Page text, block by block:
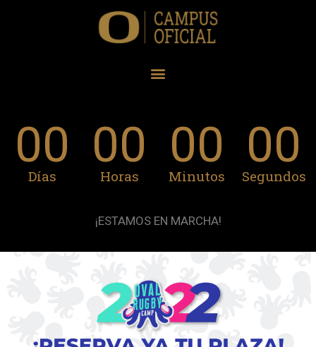
00
Días
00
Horas
00
Minutos
00
Segundos
¡ESTAMOS EN MARCHA!